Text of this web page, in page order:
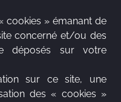
cookies » émanant de
concerné et/ou des
déposés sur votre
sur ce site, une
des « cookies »